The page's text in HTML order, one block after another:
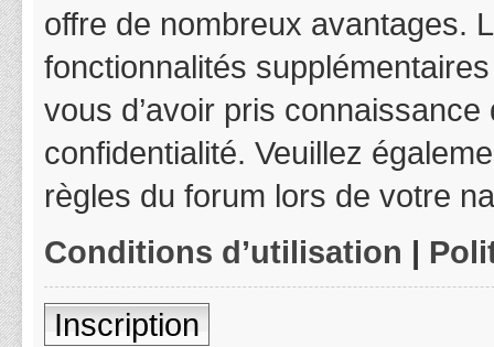
offre de nombreux avantages.
fonctionnalités
vous d’avoir pris
confidentialité. Veuillez
règles du forum lors de votre
Conditions d’utilisation |
Inscription